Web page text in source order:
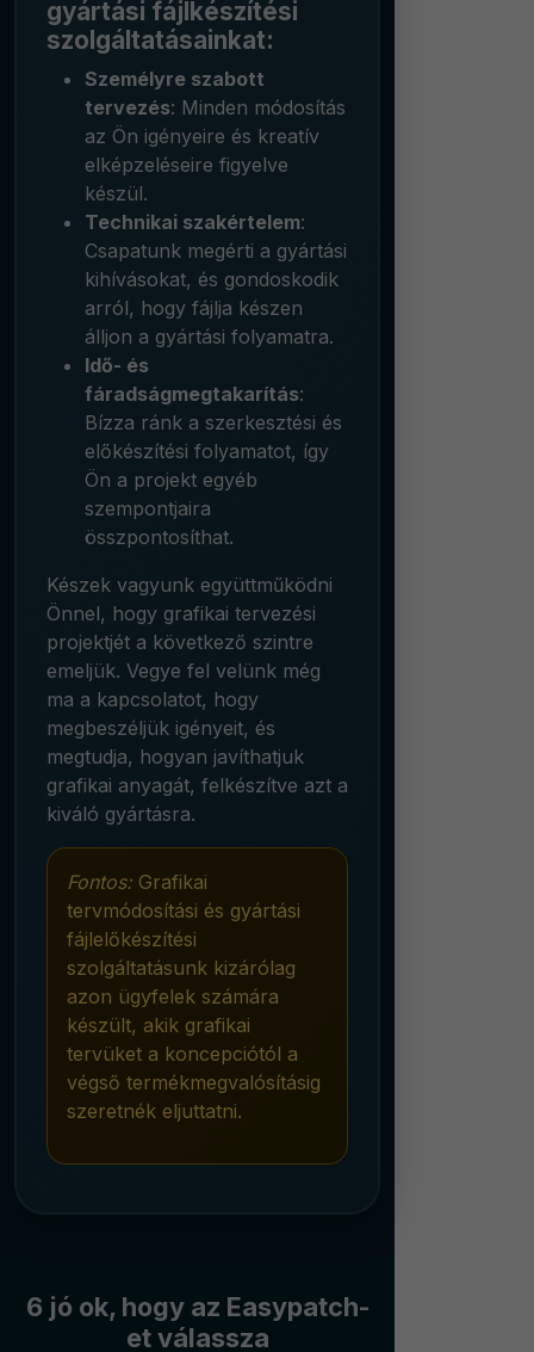
gyártási fájlkészítési
szolgáltatásainkat:
Személyre szabott
tervezés: Minden módosítás
az Ön igényeire és kreatív
elképzeléseire figyelve
készül.
Technikai szakértelem:
Csapatunk megérti a gyártási
kihívásokat, és gondoskodik
arról, hogy fájlja készen
álljon a gyártási folyamatra.
Idő- és
fáradságmegtakarítás:
Bízza ránk a szerkesztési és
előkészítési folyamatot, így
Ön a projekt egyéb
szempontjaira
összpontosíthat.
Készek vagyunk együttműködni
Önnel, hogy grafikai tervezési
projektjét a következő szintre
emeljük. Vegye fel velünk még
ma a kapcsolatot, hogy
megbeszéljük igényeit, és
megtudja, hogyan javíthatjuk
grafikai anyagát, felkészítve azt a
kiváló gyártásra.
Fontos:Grafikai
tervmódosítási és gyártási
fájlelőkészítési
szolgáltatásunk kizárólag
azon ügyfelek számára
készült, akik grafikai
tervüket a koncepciótól a
végső termékmegvalósításig
szeretnék eljuttatni.
6 jó ok, hogy az Easypatch-
et válassza